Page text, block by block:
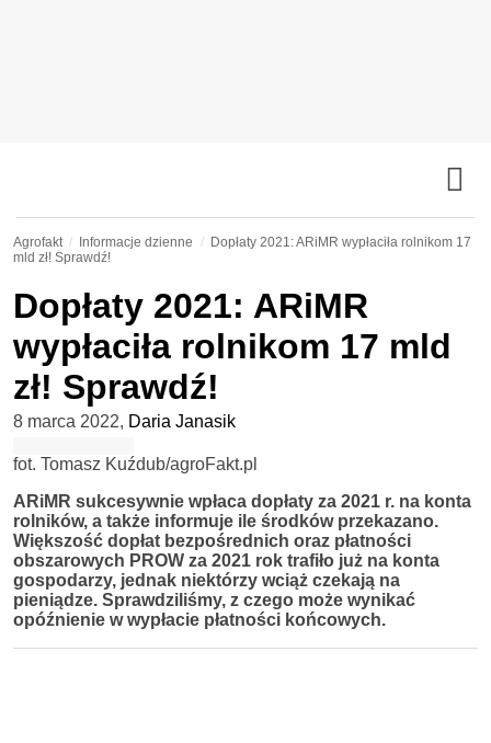
Agrofakt Informacje dzienne
Dopłaty 2021: ARiMR wypłaciła rolnikom 17
mld zł! Sprawdź!
Dopłaty 2021: ARiMR
wypłaciła rolnikom 17 mld
zł! Sprawdź!
8 marca 2022, Daria Janasik
fot. Tomasz Kuźdub/agroFakt.pl
ARiMR sukcesywnie wpłaca dopłaty za 2021 r. na konta
rolników, a także informuje ile środków przekazano.
Większość dopłat bezpośrednich oraz płatności
obszarowych PROW za 2021 rok trafiło już na konta
gospodarzy, jednak niektórzy wciąż czekają na
pieniądze. Sprawdziliśmy, z czego może wynikać
opóźnienie w wypłacie płatności końcowych.